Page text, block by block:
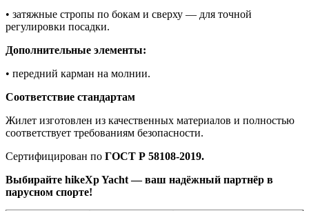
• затяжные стропы по бокам и сверху — для точной
регулировки посадки.
Дополнительные элементы:
• передний карман на молнии.
Соответствие стандартам
Жилет изготовлен из качественных материалов и полностью
соответствует требованиям безопасности.
Сертифицирован по ГОСТ Р 58108-2019.
Выбирайте hikeXp Yacht — ваш надёжный партнёр в
парусном спорте!